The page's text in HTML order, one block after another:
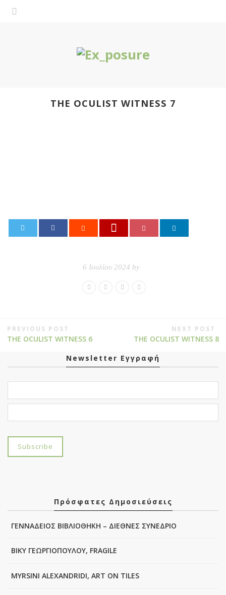
THE OCULIST WITNESS 7
6 Ιουλίου 2024 by
PREVIOUS POST
THE OCULIST WITNESS 6
NEXT POST
THE OCULIST WITNESS 8
Newsletter Εγγραφή
Πρόσφατες Δημοσιεύσεις
ΓΕΝΝΑΔΕΙΟΣ ΒΙΒΛΙΟΘΗΚΗ – ΔΙΕΘΝΕΣ ΣΥΝΕΔΡΙΟ
ΒΙΚΥ ΓΕΩΡΓΙΟΠΟΥΛΟΥ, FRAGILE
MYRSINI ALEXANDRIDI, ART ON TILES